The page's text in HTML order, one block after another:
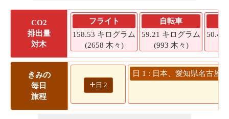
CO2
排出量
対木
フライト
158.53 キログラム
(2658 木々)
自転車
59.21 キログラム
(993 木々)
50.42
きみの
毎日
旅程
+ 日 2
日 1 : 日本、愛知県名古屋